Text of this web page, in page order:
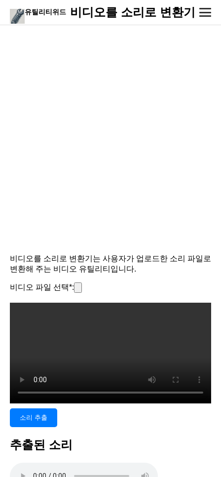
유틸리티위드 비디오를 소리로 변환기
비디오를 소리로 변환기는 사용자가 업로드한 소리 파일로
변환해 주는 비디오 유틸리티입니다.
비디오 파일 선택*:
소리 추출
추출된 소리